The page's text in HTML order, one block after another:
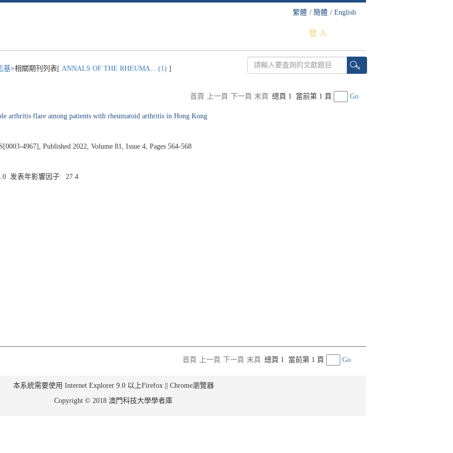
繁體 / 簡體 / English
登 入
基>相關期刊列表[ ANNALS OF THE RHEUMA... (1) ]
首頁 上一頁 下一頁 末頁 總頁 1 當前第 1 頁 Go
arthritis flare among patients with rheumatoid arthritis in Hong Kong
4967], Published 2022, Volume 81, Issue 4, Pages 564-568
发表年影響因子: 27.4
首頁
上一頁 下一頁 末頁 總頁 1 當前第 1 頁 Go
本系統需要使用 Internet Explorer 9.0 以上Firefox || Chrome瀏覽器
Copyright © 2018 澳門科技大學學者庫